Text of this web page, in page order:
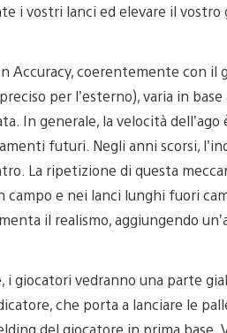
i vostri lanci ed elevare il vostro
Accuracy, coerentemente con il
per l’esterno), varia in
In generale, la velocità
futuri. Negli anni scorsi,
La ripetizione di questa
e nei lanci lunghi fuori
il realismo, aggiungendo
i giocatori vedranno una parte
che porta a lanciare le
del giocatore in prima